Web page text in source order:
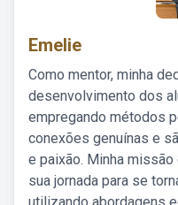
Emelie
Como mentor, minha
desenvolvimento dos
empregando métodos
conexões genuínas e
e paixão. Minha
sua jornada para se